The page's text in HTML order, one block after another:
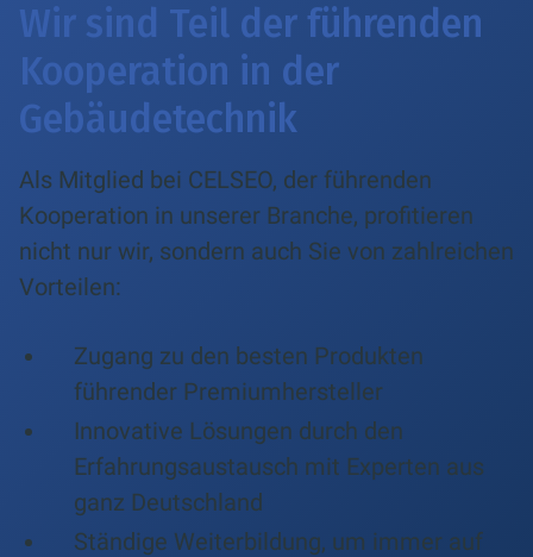
Wir sind Teil der führenden
Kooperation in der
Gebäudetechnik
Als Mitglied bei CELSEO, der führenden
Kooperation in unserer Branche, profitieren
nicht nur wir, sondern auch Sie von zahlreichen
Vorteilen:
Zugang zu den besten Produkten
führender Premiumhersteller
Innovative Lösungen durch den
Erfahrungsaustausch mit Experten aus
ganz Deutschland
Ständige Weiterbildung, um immer auf